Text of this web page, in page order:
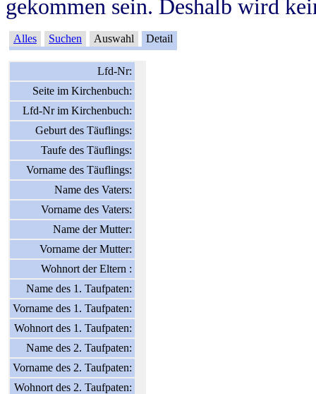
gekommen sein. Deshalb wird
Alles Suchen Auswahl Detail
Lfd-Nr:
Seite im Kirchenbuch:
Lfd-Nr im Kirchenbuch:
Geburt des Täuflings:
Taufe des Täuflings:
Vorname des Täuflings:
Name des Vaters:
Vorname des Vaters:
Name der Mutter:
Vorname der Mutter:
Wohnort der Eltern :
Name des 1. Taufpaten:
Vorname des 1. Taufpaten:
Wohnort des 1. Taufpaten:
Name des 2. Taufpaten:
Vorname des 2. Taufpaten:
Wohnort des 2. Taufpaten: